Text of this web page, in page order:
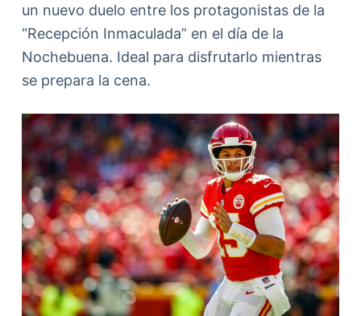
un nuevo duelo entre los protagonistas de la
“Recepción Inmaculada” en el día de la
Nochebuena. Ideal para disfrutarlo mientras
se prepara la cena.